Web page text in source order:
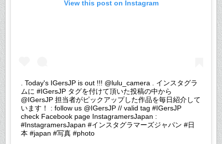
View this post on Instagram
. Today's IGersJP is out !!! @lulu_camera . インスタグラ
ムに #IGersJP タグを付けて頂いた投稿の中から
@IGersJP 担当者がピックアップした作品を毎日紹介して
います！ : follow us @IGersJP // valid tag #IGersJP
check Facebook page InstagramersJapan :
#InstagramersJapan #インスタグラマーズジャパン #日
本 #japan #写真 #photo